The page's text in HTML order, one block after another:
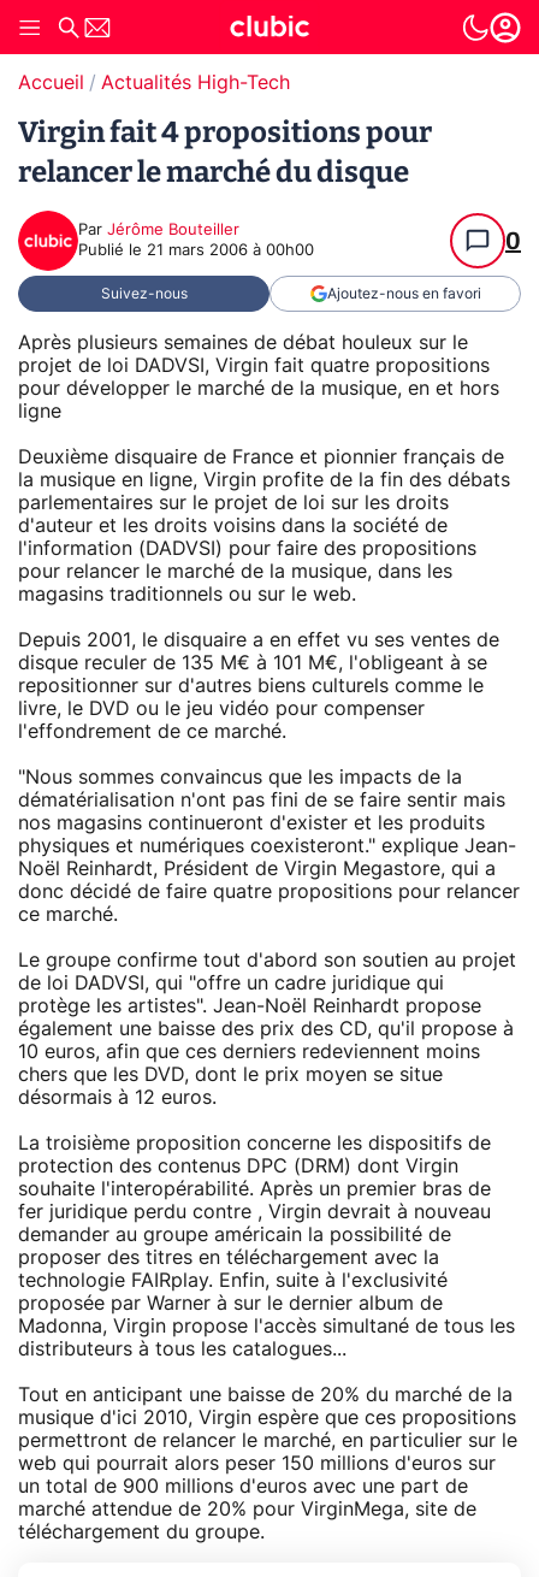
Accueil Actualités High-Tech
Virgin fait 4 propositions pour
relancer le marché du disque
Par Jérôme Bouteiller
Publié le 21 mars 2006 à 00h00 0
Suivez-nous Ajoutez-nous en favori
Après plusieurs semaines de débat houleux sur le
projet de loi DADVSI, Virgin fait quatre propositions
pour développer le marché de la musique, en et hors
ligne
Deuxième disquaire de France et pionnier français de
la musique en ligne, Virgin profite de la fin des débats
parlementaires sur le projet de loi sur les droits
d'auteur et les droits voisins dans la société de
l'information (DADVSI) pour faire des propositions
pour relancer le marché de la musique, dans les
magasins traditionnels ou sur le web.
Depuis 2001, le disquaire a en effet vu ses ventes de
disque reculer de 135 M€ à 101 M€, l'obligeant à se
repositionner sur d'autres biens culturels comme le
livre, le DVD ou le jeu vidéo pour compenser
l'effondrement de ce marché.
"Nous sommes convaincus que les impacts de la
dématérialisation n'ont pas fini de se faire sentir mais
nos magasins continueront d'exister et les produits
physiques et numériques coexisteront." explique Jean-
Noël Reinhardt, Président de Virgin Megastore, qui a
donc décidé de faire quatre propositions pour relancer
ce marché.
Le groupe confirme tout d'abord son soutien au projet
de loi DADVSI, qui "offre un cadre juridique qui
protège les artistes". Jean-Noël Reinhardt propose
également une baisse des prix des CD, qu'il propose à
10 euros, afin que ces derniers redeviennent moins
chers que les DVD, dont le prix moyen se situe
désormais à 12 euros.
La troisième proposition concerne les dispositifs de
protection des contenus DPC (DRM) dont Virgin
souhaite l'interopérabilité. Après un premier bras de
fer juridique perdu contre , Virgin devrait à nouveau
demander au groupe américain la possibilité de
proposer des titres en téléchargement avec la
technologie FAIRplay. Enfin, suite à l'exclusivité
proposée par Warner à sur le dernier album de
Madonna, Virgin propose l'accès simultané de tous les
distributeurs à tous les catalogues...
Tout en anticipant une baisse de 20% du marché de la
musique d'ici 2010, Virgin espère que ces propositions
permettront de relancer le marché, en particulier sur le
web qui pourrait alors peser 150 millions d'euros sur
un total de 900 millions d'euros avec une part de
marché attendue de 20% pour VirginMega, site de
téléchargement du groupe.